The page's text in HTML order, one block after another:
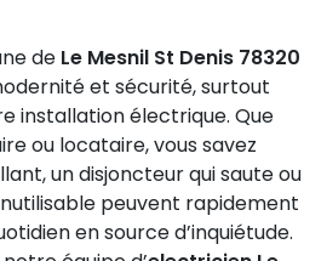
de Le Mesnil St Denis 78320
et sécurité, surtout
installation électrique. Que
ou locataire, vous savez
un disjoncteur qui saute ou
peuvent rapidement
en source d’inquiétude.